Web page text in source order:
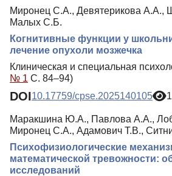
Миронец С.А., Девятерикова А.А.,
Малых С.Б.
Когнитивные функции у
лечение опухоли мозжечка
Клиническая и специальная
№ 1 С. 84–94)
DOI10.17759/cpse.2025140105
Маракшина Ю.А., Павлова А.А.,
Миронец С.А., Адамович Т.В.,
Психофизиологические
математической тревожности:
исследований